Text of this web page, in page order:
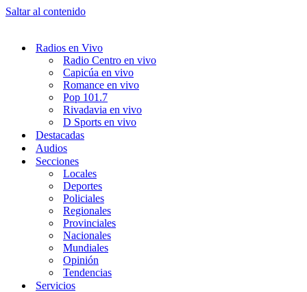
Saltar al contenido
Radios en Vivo
Radio Centro en vivo
Capicúa en vivo
Romance en vivo
Pop 101.7
Rivadavia en vivo
D Sports en vivo
Destacadas
Audios
Secciones
Locales
Deportes
Policiales
Regionales
Provinciales
Nacionales
Mundiales
Opinión
Tendencias
Servicios